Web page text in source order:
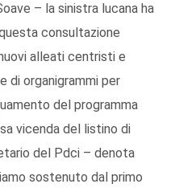
– la sinistra lucana ha
consultazione
alleati centristi e
organigrammi per
del programma
vicenda del listino di
del Pdci – denota
sostenuto dal primo